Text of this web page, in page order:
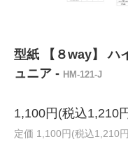
型紙 【８way】 ハ
ュニア - HM-121-J
1,100円(税込1,210
定価 1,100円(税込1,210